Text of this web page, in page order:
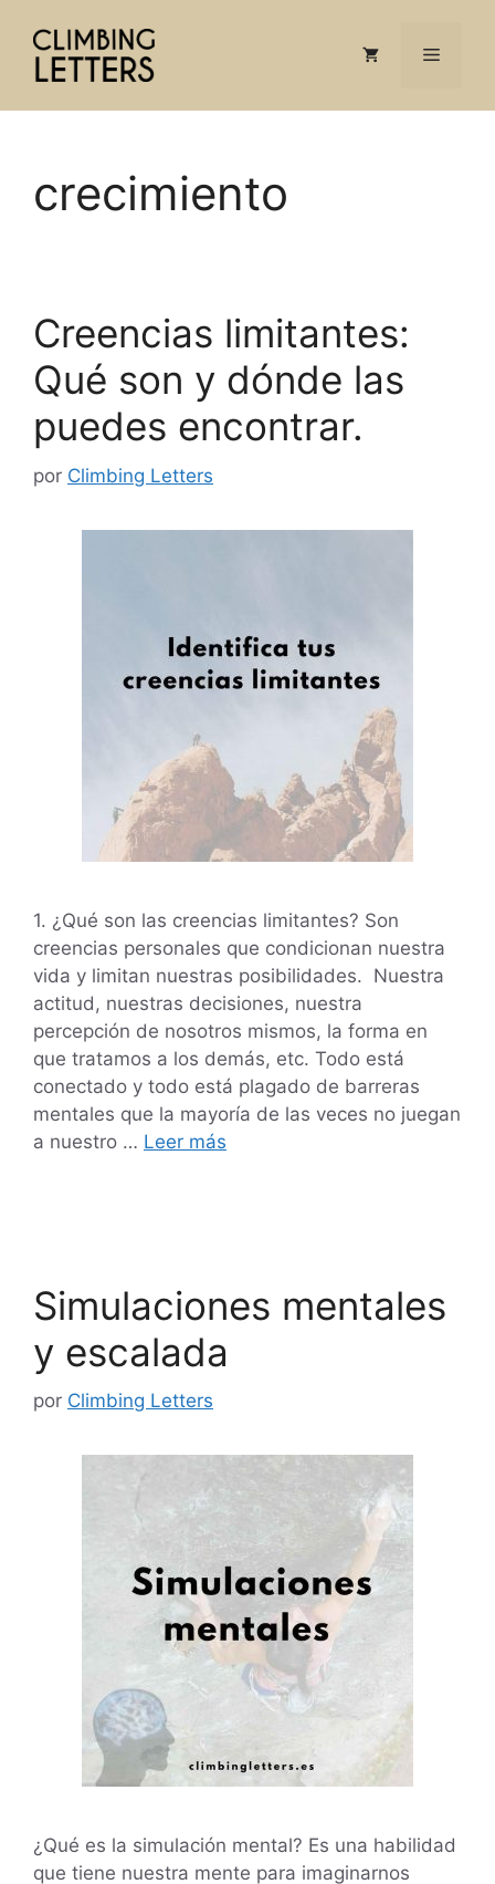
contenido
Menú
crecimiento
Creencias limitantes:
Qué son y dónde las
puedes encontrar.
por Climbing Letters
1. ¿Qué son las creencias limitantes? Son
creencias personales que condicionan nuestra
vida y limitan nuestras posibilidades. Nuestra
actitud, nuestras decisiones, nuestra
percepción de nosotros mismos, la forma en
que tratamos a los demás, etc. Todo está
conectado y todo está plagado de barreras
mentales que la mayoría de las veces no juegan
a nuestro … Leer más
Simulaciones mentales
y escalada
por Climbing Letters
¿Qué es la simulación mental? Es una habilidad
que tiene nuestra mente para imaginarnos